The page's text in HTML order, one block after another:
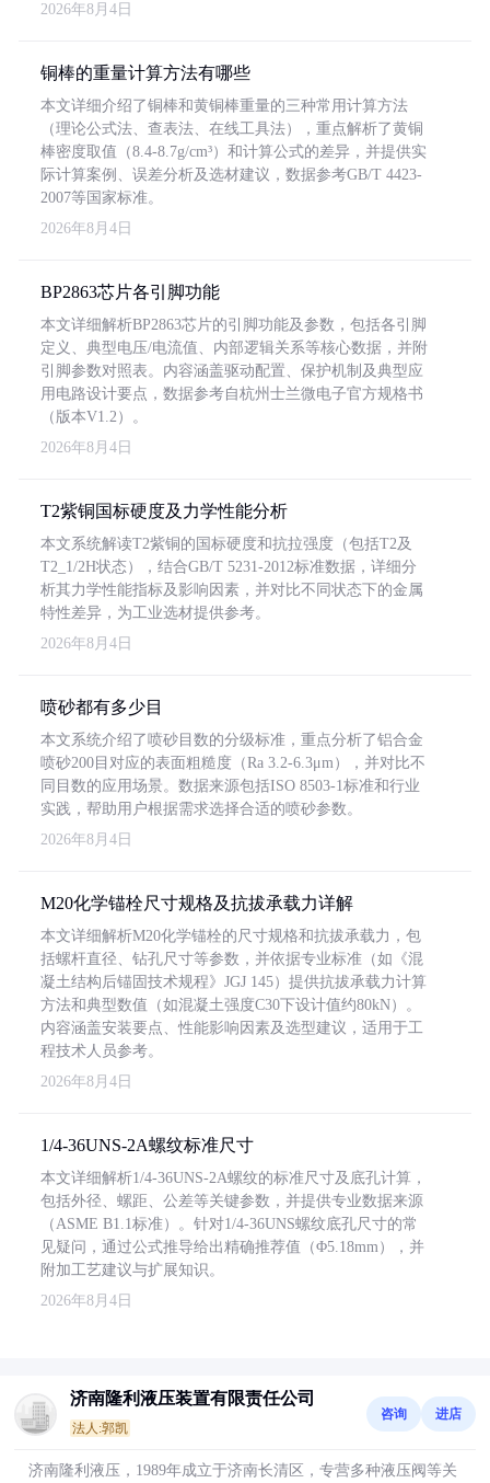
2026年8月4日
铜棒的重量计算方法有哪些
本文详细介绍了铜棒和黄铜棒重量的三种常用计算方法
（理论公式法、查表法、在线工具法），重点解析了黄铜
棒密度取值（8.4-8.7g/cm³）和计算公式的差异，并提供实
际计算案例、误差分析及选材建议，数据参考GB/T 4423-
2007等国家标准。
2026年8月4日
BP2863芯片各引脚功能
本文详细解析BP2863芯片的引脚功能及参数，包括各引脚
定义、典型电压/电流值、内部逻辑关系等核心数据，并附
引脚参数对照表。内容涵盖驱动配置、保护机制及典型应
用电路设计要点，数据参考自杭州士兰微电子官方规格书
（版本V1.2）。
2026年8月4日
T2紫铜国标硬度及力学性能分析
本文系统解读T2紫铜的国标硬度和抗拉强度（包括T2及
T2_1/2H状态），结合GB/T 5231-2012标准数据，详细分
析其力学性能指标及影响因素，并对比不同状态下的金属
特性差异，为工业选材提供参考。
2026年8月4日
喷砂都有多少目
本文系统介绍了喷砂目数的分级标准，重点分析了铝合金
喷砂200目对应的表面粗糙度（Ra 3.2-6.3μm），并对比不
同目数的应用场景。数据来源包括ISO 8503-1标准和行业
实践，帮助用户根据需求选择合适的喷砂参数。
2026年8月4日
M20化学锚栓尺寸规格及抗拔承载力详解
本文详细解析M20化学锚栓的尺寸规格和抗拔承载力，包
括螺杆直径、钻孔尺寸等参数，并依据专业标准（如《混
凝土结构后锚固技术规程》JGJ 145）提供抗拔承载力计算
方法和典型数值（如混凝土强度C30下设计值约80kN）。
内容涵盖安装要点、性能影响因素及选型建议，适用于工
程技术人员参考。
2026年8月4日
1/4-36UNS-2A螺纹标准尺寸
本文详细解析1/4-36UNS-2A螺纹的标准尺寸及底孔计算，
包括外径、螺距、公差等关键参数，并提供专业数据来源
（ASME B1.1标准）。针对1/4-36UNS螺纹底孔尺寸的常
见疑问，通过公式推导给出精确推荐值（Φ5.18mm），并
附加工艺建议与扩展知识。
2026年8月4日
济南隆利液压装置有限责任公司
法人:郭凯
咨询 进店
济南隆利液压，1989年成立于济南长清区，专营多种液压阀等关